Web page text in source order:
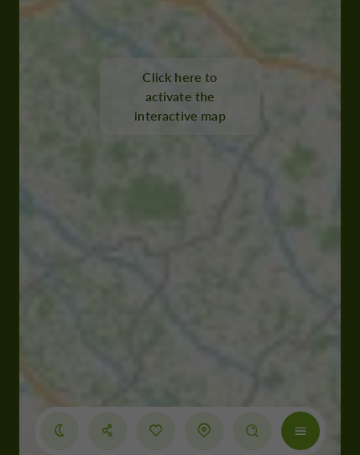
Click here to
activate the
interactive map